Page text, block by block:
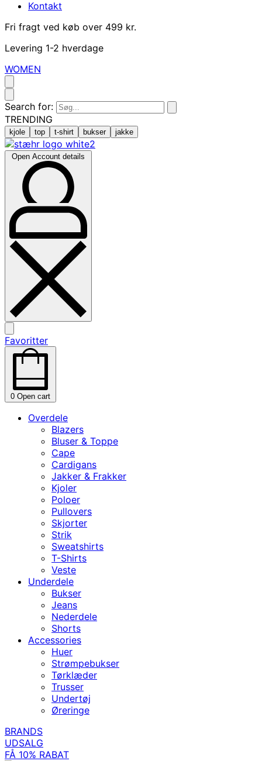
Kontakt
Fri fragt ved køb over 499 kr.
Levering 1-2 hverdage
WOMEN
Search for:
TRENDING
kjole top t-shirt bukser jakke
Open Account details
Favoritter
0 Open cart
Overdele
Blazers
Bluser & Toppe
Cape
Cardigans
Jakker & Frakker
Kjoler
Poloer
Pullovers
Skjorter
Strik
Sweatshirts
T-Shirts
Veste
Underdele
Bukser
Jeans
Nederdele
Shorts
Accessories
Huer
Strømpebukser
Tørklæder
Trusser
Undertøj
Øreringe
BRANDS
UDSALG
FÅ 10% RABAT